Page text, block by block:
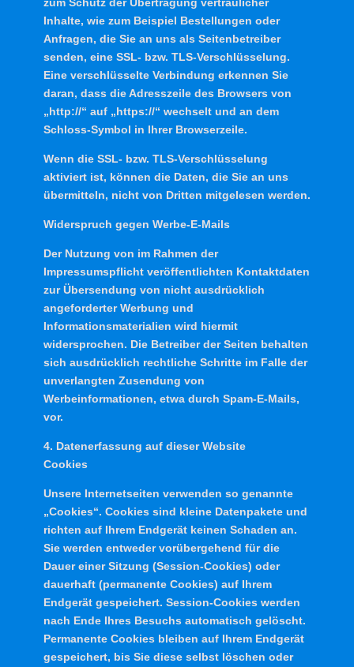
Inhalte, wie zum Beispiel Bestellungen oder
Anfragen, die Sie an uns als Seitenbetreiber
senden, eine SSL- bzw. TLS-Verschlüsselung.
Eine verschlüsselte Verbindung erkennen Sie
daran, dass die Adresszeile des Browsers von
„http://“ auf „https://“ wechselt und an dem
Schloss-Symbol in Ihrer Browserzeile.
Wenn die SSL- bzw. TLS-Verschlüsselung
aktiviert ist, können die Daten, die Sie an uns
übermitteln, nicht von Dritten mitgelesen werden.
Widerspruch gegen Werbe-E-Mails
Der Nutzung von im Rahmen der
Impressumspflicht veröffentlichten Kontaktdaten
zur Übersendung von nicht ausdrücklich
angeforderter Werbung und
Informationsmaterialien wird hiermit
widersprochen. Die Betreiber der Seiten behalten
sich ausdrücklich rechtliche Schritte im Falle der
unverlangten Zusendung von
Werbeinformationen, etwa durch Spam-E-Mails,
vor.
4. Datenerfassung auf dieser Website
Cookies
Unsere Internetseiten verwenden so genannte
„Cookies“. Cookies sind kleine Datenpakete und
richten auf Ihrem Endgerät keinen Schaden an.
Sie werden entweder vorübergehend für die
Dauer einer Sitzung (Session-Cookies) oder
dauerhaft (permanente Cookies) auf Ihrem
Endgerät gespeichert. Session-Cookies werden
nach Ende Ihres Besuchs automatisch gelöscht.
Permanente Cookies bleiben auf Ihrem Endgerät
gespeichert, bis Sie diese selbst löschen oder